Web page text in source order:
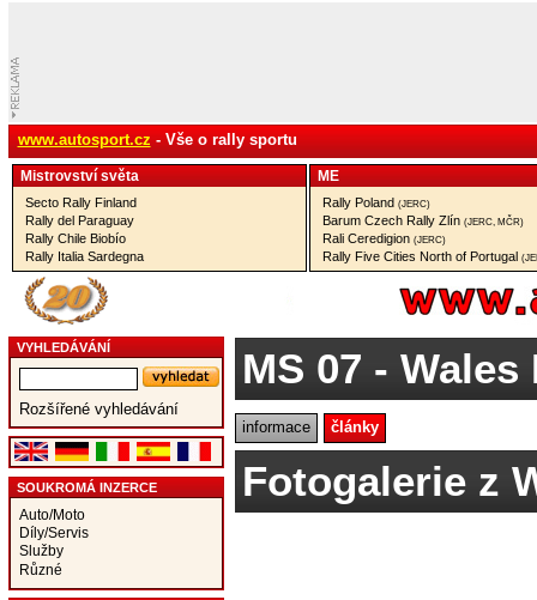
www.autosport.cz - Vše o rally sportu
Mistrovství­ světa
Secto Rally Finland
Rally del Paraguay
Rally Chile Biobío
Rally Italia Sardegna
ME
Rally Poland (JERC)
Barum Czech Rally Zlín (JERC, MČR)
Rali Ceredigion (JERC)
Rally Five Cities North of Portugal
VYHLEDÁVÁNÍ
Rozšířené vyhledávání
SOUKROMÁ INZERCE
Auto/Moto
Díly/Servis
Služby
Různé
MS 07 - Wales
informace články
Fotogalerie z